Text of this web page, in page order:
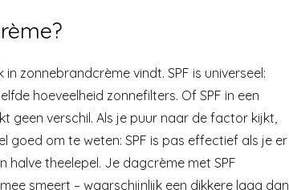
zonnebrandcrème vindt. SPF is universeel:
hoeveelheid zonnefilters. Of SPF in een
geen verschil. Als je puur naar de factor kijkt,
goed om te weten: SPF is pas effectief als je er
theelepel. Je dagcrème met SPF
smeert – waarschijnlijk een dikkere laag dan